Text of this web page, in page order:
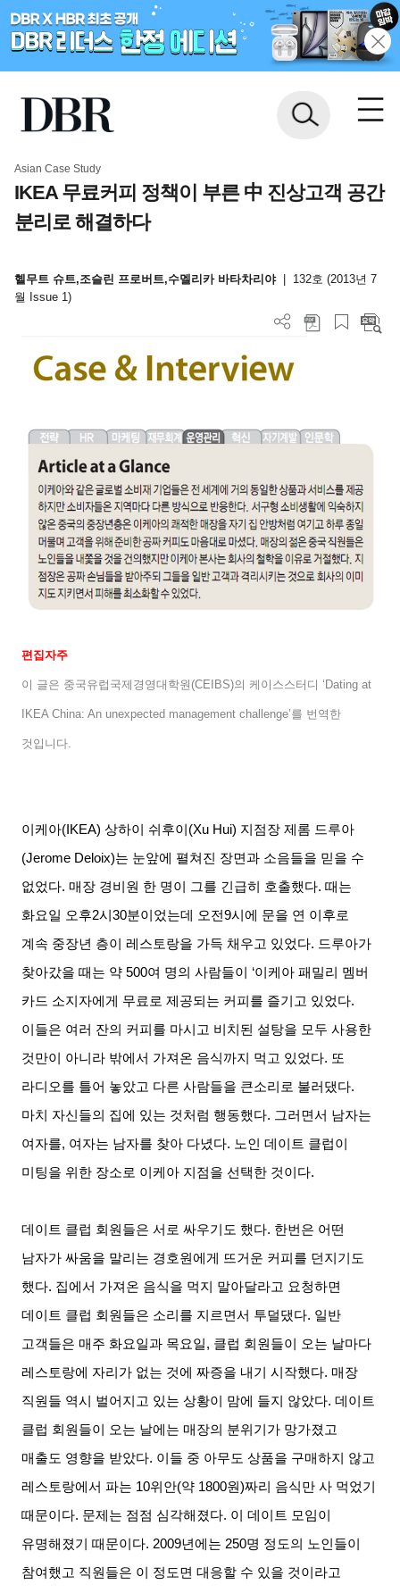
Asian Case Study
IKEA 무료커피 정책이 부른 中 진상고객 공간
분리로 해결하다
헬무트 슈트,조슬린 프로버트,수멜리카 바타차리야
132호 (2013년 7
월 Issue 1)
편집자주
이 글은 중국유럽국제경영대학원 (CEIBS)의 케이스스터디 ‘Dating at
IKEA China: An unexpected management challenge’를 번역한
것입니다.
이케아(IKEA)상하이 쉬후이 (Xu Hui) 지점장 제롬 드루아
(Jerome Deloix)는 눈앞에 펼쳐진 장면과 소음들을 믿을 수
없었다.매장 경비원 한 명이 그를 긴급히 호출했다.때는
화요일 오후2시30분이었는데 오전9시에 문을 연 이후로
계속 중장년 층이 레스토랑을 가득 채우고 있었다. 드루아가
찾아갔을 때는 약 500여 명의 사람들이 ‘이케아 패밀리 멤버
카드 소지자에게 무료로 제공되는 커피를 즐기고 있었다.
이들은 여러 잔의 커피를 마시고 비치된 설탕을 모두 사용한
것만이 아니라 밖에서 가져온 음식까지 먹고 있었다. 또
라디오를 틀어 놓았고 다른 사람들을 큰소리로 불러댔다.
마치 자신들의 집에 있는 것처럼 행동했다. 그러면서 남자는
여자를, 여자는 남자를 찾아 다녔다. 노인 데이트 클럽이
미팅을 위한 장소로 이케아 지점을 선택한 것이다.
데이트 클럽 회원들은 서로 싸우기도 했다. 한번은 어떤
남자가 싸움을 말리는 경호원에게 뜨거운 커피를 던지기도
했다. 집에서 가져온 음식을 먹지 말아달라고 요청하면
데이트 클럽 회원들은 소리를 지르면서 투덜댔다. 일반
고객들은 매주 화요일과 목요일, 클럽 회원들이 오는 날마다
레스토랑에 자리가 없는 것에 짜증을 내기 시작했다.매장
직원들 역시 벌어지고 있는 상황이 맘에 들지 않았다.데이트
클럽 회원들이 오는 날에는 매장의 분위기가 망가졌고
매출도 영향을 받았다. 이들 중 아무도 상품을 구매하지 않고
레스토랑에서 파는 10위안(약 1800원)짜리 음식만 사 먹었기
때문이다. 문제는 점점 심각해졌다. 이 데이트 모임이
유명해졌기 때문이다. 2009년에는 250명 정도의 노인들이
참여했고 직원들은 이 정도면 대응할 수 있을 것이라고